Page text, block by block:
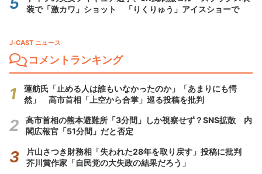
装で「激カワ」ショット 「りくりゅう」アイスショーで
J-CAST ニュース
コメントランキング
蓮舫氏「止める人は誰もいなかったのか」「あまりにも愕
然」 高市首相「上空から合掌」巡る投稿を批判
高市首相の熊本避難所「3分間」しか視察せず？SNS拡散 内
閣広報官「51分間」だと否定
片山さつき財務相「失われた28年を取り戻す」投稿に批判
芥川賞作家「自民党の大失政の結果だろう」